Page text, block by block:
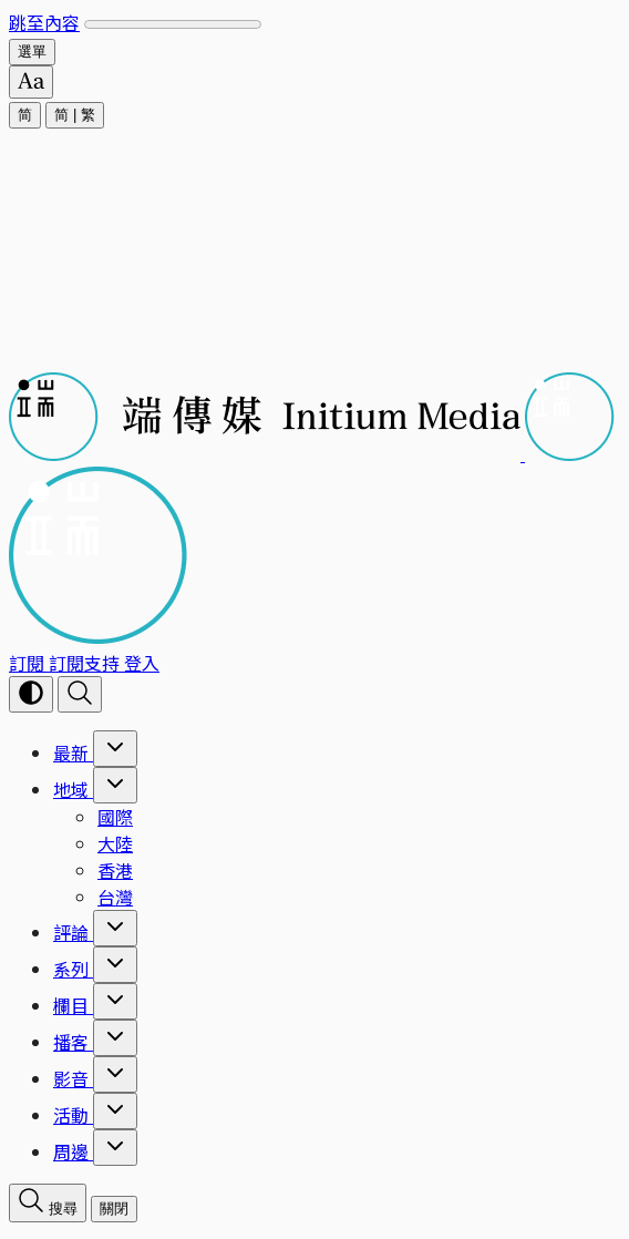
跳至內容
選單
简 简 繁
訂閱 訂閱支持登入
最新
地域
國際
大陸
香港
台灣
評論
系列
欄目
播客
影音
活動
周邊
搜尋 關閉